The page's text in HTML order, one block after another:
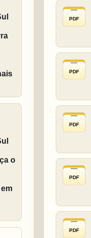
o
PDF
PDF
PDF
PDF
PDF